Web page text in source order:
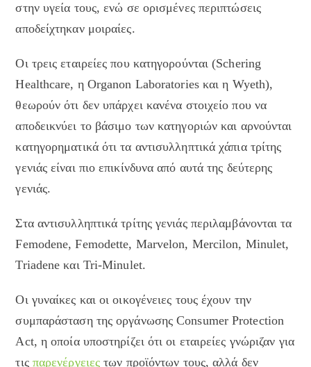
στην υγεία τους, ενώ σε ορισμένες περιπτώσεις
αποδείχτηκαν μοιραίες.
Οι τρεις εταιρείες που κατηγορούνται (Schering
Healthcare, η Organon Laboratories και η Wyeth),
θεωρούν ότι δεν υπάρχει κανένα στοιχείο που να
αποδεικνύει το βάσιμο των κατηγοριών και αρνούνται
κατηγορηματικά ότι τα αντισυλληπτικά χάπια τρίτης
γενιάς είναι πιο επικίνδυνα από αυτά της δεύτερης
γενιάς.
Στα αντισυλληπτικά τρίτης γενιάς περιλαμβάνονται τα
Femodene, Femodette, Marvelon, Mercilon, Minulet,
Triadene και Tri-Minulet.
Οι γυναίκες και οι οικογένειες τους έχουν την
συμπαράσταση της οργάνωσης Consumer Protection
Act, η οποία υποστηρίζει ότι οι εταιρείες γνώριζαν για
τις παρενέργειες των προϊόντων τους, αλλά δεν